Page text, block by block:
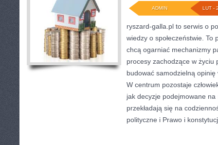
LUT -
ADMIN
ryszard-galla.pl to serwis o
wiedzy o społeczeństwie.
chcą ogarniać mechanizmy
procesy zachodzące w życiu
budować samodzielną
W centrum pozostaje
jak decyzje podejmowane
przekładają się na
polityczne i Prawo i